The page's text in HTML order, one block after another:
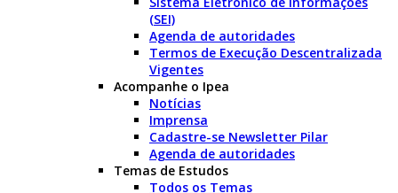
(SEI)
Agenda de autoridades
Termos de Execução Descentralizada
Vigentes
Acompanhe o Ipea
Notícias
Imprensa
Cadastre-se Newsletter Pilar
Agenda de autoridades
Temas de Estudos
Todos os Temas